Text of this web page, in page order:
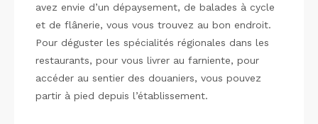
avez envie d’un dépaysement, de balades à cycle
et de flânerie, vous vous trouvez au bon endroit.
Pour déguster les spécialités régionales dans les
restaurants, pour vous livrer au farniente, pour
accéder au sentier des douaniers, vous pouvez
partir à pied depuis l’établissement.